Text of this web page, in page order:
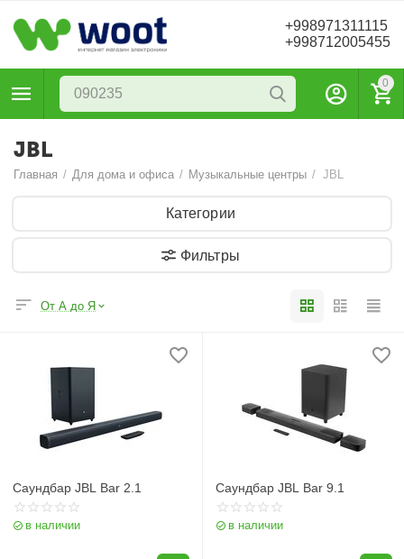
+998971311115
+998712005455
0
JBL
Главная / Для дома и офиса / Музыкальные центры / JBL
Категории
Фильтры
От А до Я
Саундбар JBL Bar 2.1
в наличии
Саундбар JBL Bar 9.1
в наличии